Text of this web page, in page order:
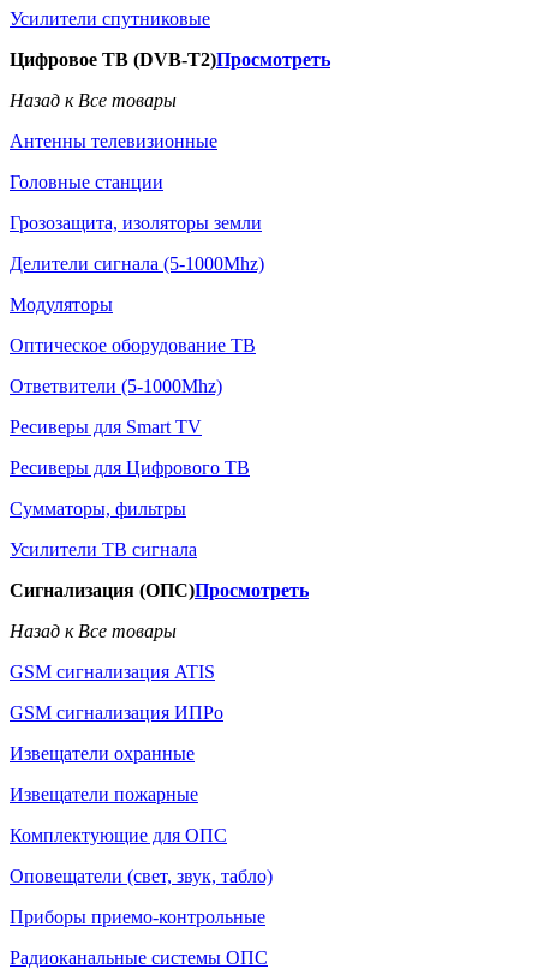
Усилители спутниковые
Цифровое ТВ (DVB-T2)Просмотреть
Назад к Все товары
Антенны телевизионные
Головные станции
Грозозащита, изоляторы земли
Делители сигнала (5-1000Mhz)
Модуляторы
Оптическое оборудование ТВ
Ответвители (5-1000Mhz)
Ресиверы для Smart TV
Ресиверы для Цифрового ТВ
Сумматоры, фильтры
Усилители ТВ сигнала
Сигнализация (ОПС)Просмотреть
Назад к Все товары
GSM сигнализация ATIS
GSM сигнализация ИПРо
Извещатели охранные
Извещатели пожарные
Комплектующие для ОПС
Оповещатели (свет, звук, табло)
Приборы приемо-контрольные
Радиоканальные системы ОПС